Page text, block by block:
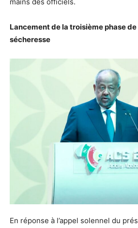
Lancement de la troisième phase
sécheresse
En réponse à l’appel solennel du